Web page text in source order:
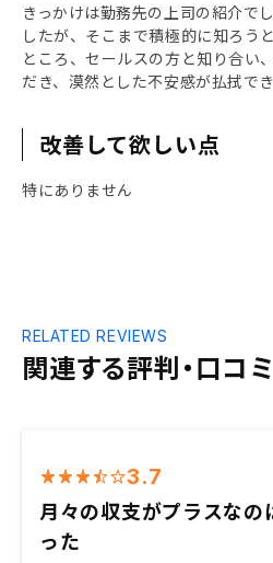
きっかけは勤務先の上司の紹介で
したが、そこまで積極的に知ろう
ところ、セールスの方と知り合い
だき、漠然とした不安感が払拭でき
改善して欲しい点
特にありません
関連する評判・口コミ
RELATED REVIEWS
3.7
月々の収支がプラスなの
った